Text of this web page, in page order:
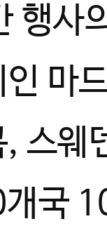
행사
마
스웨
국